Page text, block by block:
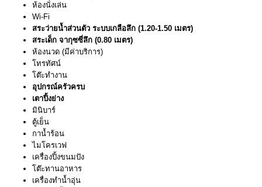
ห้องนั่งเล่น
Wi-Fi
สระว่ายน้ำส่วนตัว ระบบเกลือลึก (1.20-1.50 เมตร)
สระเด็ก จากุซซี่ลึก (0.80 เมตร)
ห้องนวด (มีค่าบริการ)
โทรทัศน์
โต๊ะทำงาน
อุปกรณ์ครัวครบ
เตาปิ้งย่าง
มินิบาร์
ตู้เย็น
กาน้ำร้อน
ไมโครเวฟ
เครื่องปิ้งขนมปัง
โต๊ะทานอาหาร
เครื่องทำน้ำอุ่น